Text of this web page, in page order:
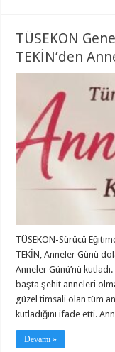
TÜSEKON
TEKİN’den
TÜSEKON-Sürücü
TEKİN, Anneler Günü
Anneler Günü’nü
başta şehit anneleri
güzel timsali olan tüm
kutladığını ifade etti.
Devamı »